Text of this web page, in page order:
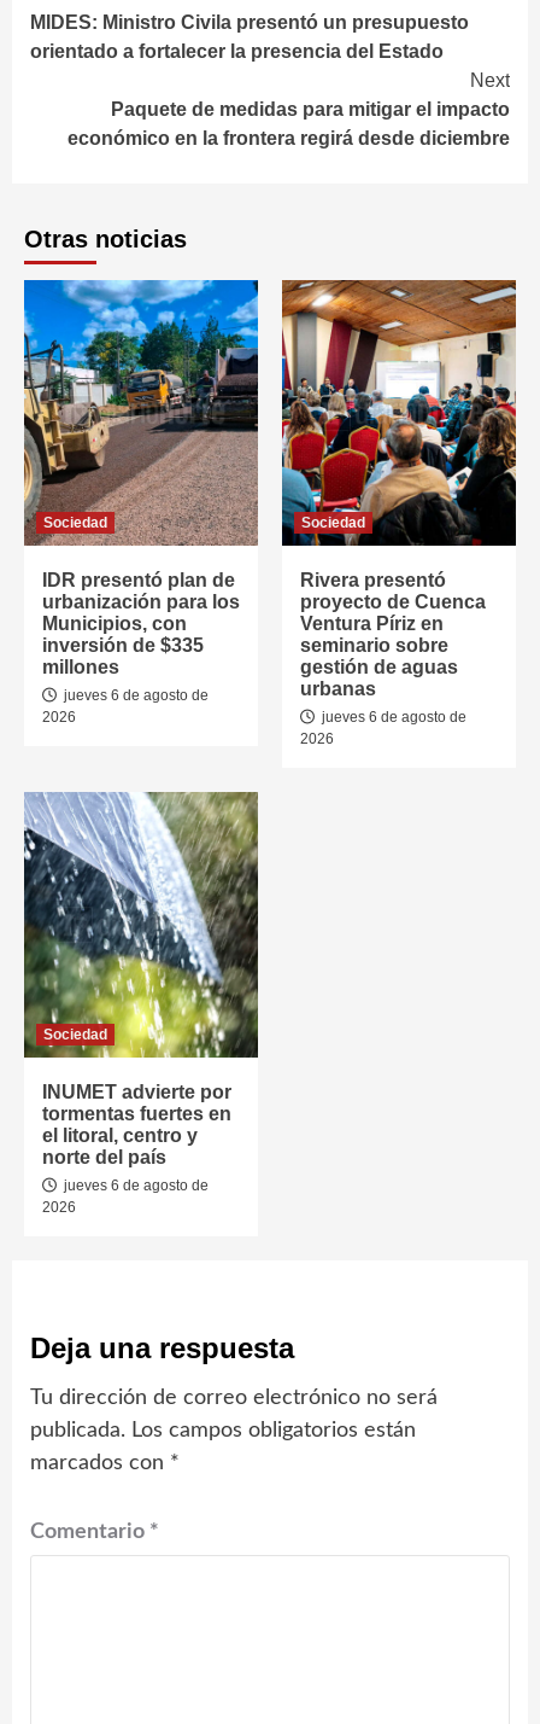
Reading
MIDES: Ministro Civila presentó un presupuesto
orientado a fortalecer la presencia del Estado
Next
Paquete de medidas para mitigar el impacto
económico en la frontera regirá desde diciembre
Otras noticias
Sociedad
IDR presentó plan de
urbanización para los
Municipios, con
inversión de $335
millones
jueves 6 de agosto de
2026
Sociedad
Rivera presentó
proyecto de Cuenca
Ventura Píriz en
seminario sobre
gestión de aguas
urbanas
jueves 6 de agosto de
2026
Sociedad
INUMET advierte por
tormentas fuertes en
el litoral, centro y
norte del país
jueves 6 de agosto de
2026
Deja una respuesta
Tu dirección de correo electrónico no será
publicada. Los campos obligatorios están
marcados con *
Comentario *